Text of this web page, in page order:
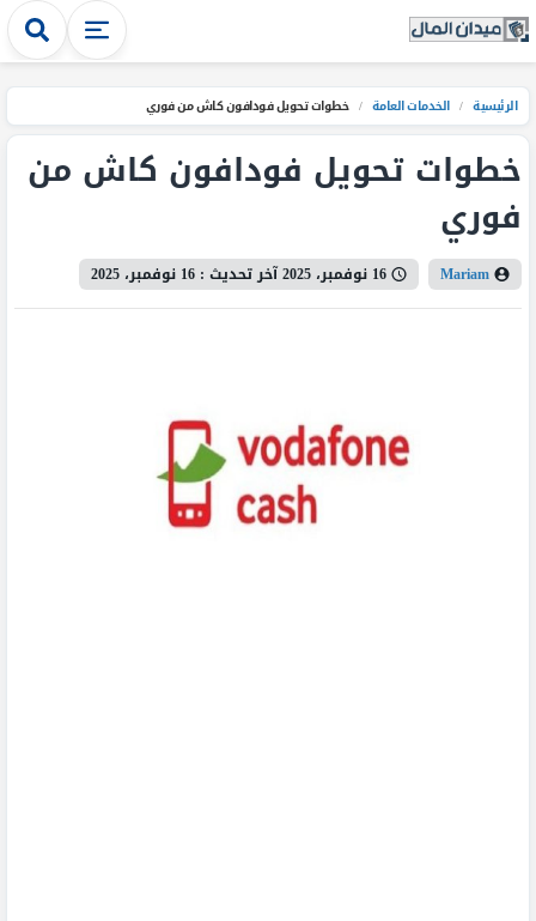
الرئيسية / الخدمات العامة / خطوات تحويل فودافون كاش من فوري
خطوات تحويل فودافون كاش من
فوري
Mariam 16 نوفمبر، 2025 آخر تحديث : 16 نوفمبر، 2025